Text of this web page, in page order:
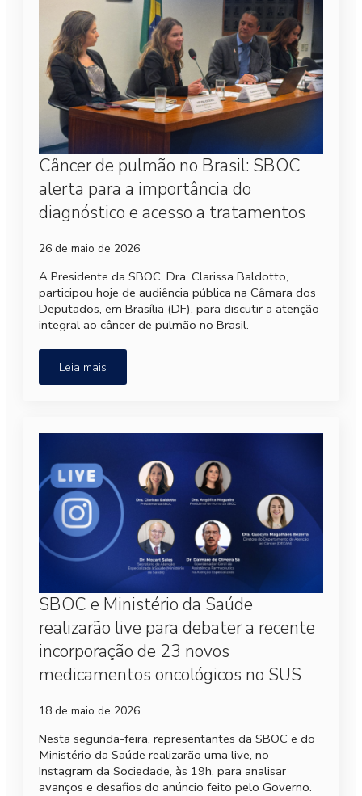
Câncer de pulmão no Brasil: SBOC
alerta para a importância do
diagnóstico e acesso a tratamentos
26 de maio de 2026
A Presidente da SBOC, Dra. Clarissa Baldotto,
participou hoje de audiência pública na Câmara dos
Deputados, em Brasília (DF), para discutir a atenção
integral ao câncer de pulmão no Brasil.
Leia mais
SBOC e Ministério da Saúde
realizarão live para debater a recente
incorporação de 23 novos
medicamentos oncológicos no SUS
18 de maio de 2026
Nesta segunda-feira, representantes da SBOC e do
Ministério da Saúde realizarão uma live, no
Instagram da Sociedade, às 19h, para analisar
avanços e desafios do anúncio feito pelo Governo.